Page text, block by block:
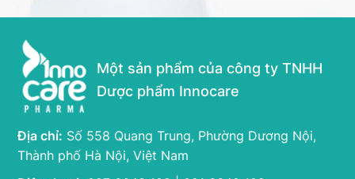
Một sản phẩm của công ty TNHH
Dược phẩm Innocare
Địa chỉ: Số 558 Quang Trung, Phường Dương Nội,
Thành phố Hà Nội, Việt Nam